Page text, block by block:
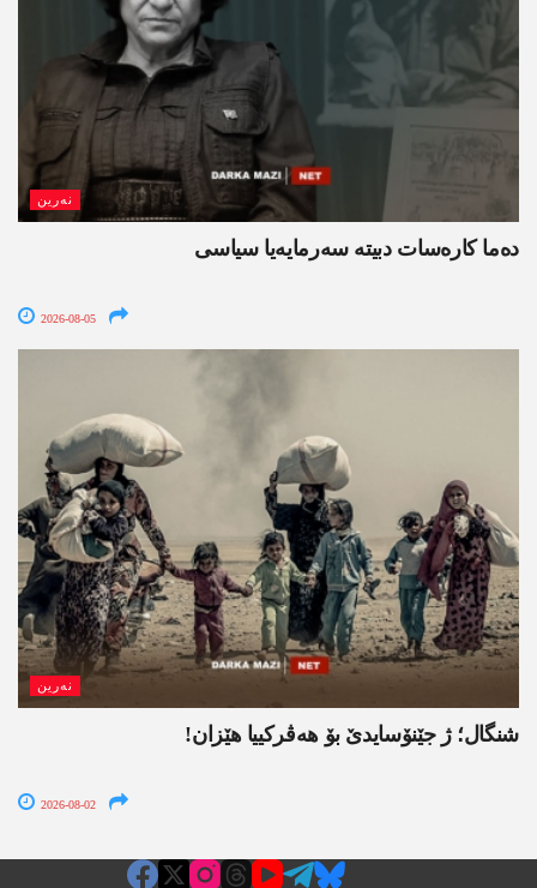
نەرین
ده‌ما کاره‌سات دبیتە سه‌رمایه‌یا سیاسی
2026-08-05
نەرین
شنگال؛ ژ جێنۆسایدێ بۆ هەڤرکییا هێزان!
2026-08-02